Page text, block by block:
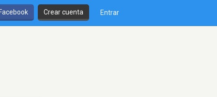
Crear cuenta Entrar